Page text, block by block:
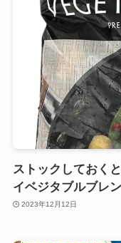
ストックしておく
イベジタブルブレン
2023年12月12日